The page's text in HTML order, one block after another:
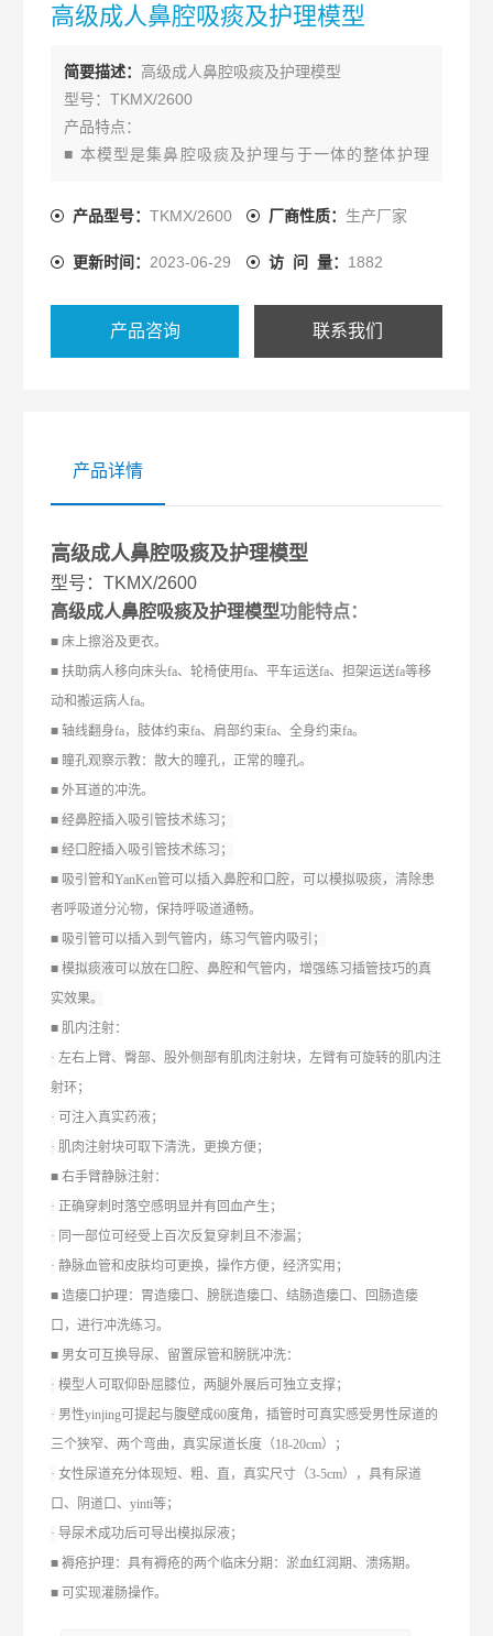
高级成人鼻腔吸痰及护理模型
简要描述： 高级成人鼻腔吸痰及护理模型
型号：TKMX/2600
产品特点：
■ 本模型是集鼻腔吸痰及护理与于一体的整体护理
种体位，满足操作需要。
突，xiong部富有弹性，外皮可打开，能观察到真实大
产品型号：TKMX/2600 厂商性质： 生产厂家
更新时间： 2023-06-29 访 问 量： 1882
产品咨询 联系我们
产品详情
高级成人鼻腔吸痰及护理模型
型号：TKMX/2600
高级成人鼻腔吸痰及护理模型功能特点：
■ 床上擦浴及更衣。
■ 扶助病人移向床头fa、轮椅使用fa、平车运送fa、担架运送fa等移
动和搬运病人fa。
■ 轴线翻身fa，肢体约束fa、肩部约束fa、全身约束fa。
■ 瞳孔观察示教：散大的瞳孔，正常的瞳孔。
■ 外耳道的冲洗。
■ 经鼻腔插入吸引管技术练习；
■ 经口腔插入吸引管技术练习；
■ 吸引管和YanKen管可以插入鼻腔和口腔，可以模拟吸痰，清除患
者呼吸道分沁物，保持呼吸道通畅。
■ 吸引管可以插入到气管内，练习气管内吸引；
■ 模拟痰液可以放在口腔、鼻腔和气管内，增强练习插管技巧的真
实效果。
■ 肌内注射：
· 左右上臂、臀部、股外侧部有肌肉注射块，左臂有可旋转的肌内注
射环；
· 可注入真实药液；
· 肌肉注射块可取下清洗，更换方便；
■ 右手臂静脉注射：
· 正确穿刺时落空感明显并有回血产生；
· 同一部位可经受上百次反复穿刺且不渗漏；
· 静脉血管和皮肤均可更换，操作方便，经济实用；
■ 造瘘口护理：胃造瘘口、膀胱造瘘口、结肠造瘘口、回肠造瘘
口，进行冲洗练习。
■ 男女可互换导尿、留置尿管和膀胱冲洗：
· 模型人可取仰卧屈膝位，两腿外展后可独立支撑；
· 男性yinjing可提起与腹壁成60度角，插管时可真实感受男性尿道的
三个狭窄、两个弯曲，真实尿道长度（18-20cm）；
· 女性尿道充分体现短、粗、直，真实尺寸（3-5cm），具有尿道
口、阴道口、yinti等；
· 导尿术成功后可导出模拟尿液；
■ 褥疮护理：具有褥疮的两个临床分期：淤血红润期、溃疡期。
■ 可实现灌肠操作。